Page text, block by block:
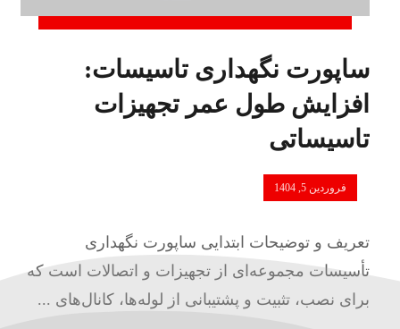
ساپورت نگهداری تاسیسات:
افزایش طول عمر تجهیزات
تاسیساتی
فروردین 5, 1404
تعریف و توضیحات ابتدایی ساپورت نگهداری
تأسیسات مجموعه‌ای از تجهیزات و اتصالات است که
برای نصب، تثبیت و پشتیبانی از لوله‌ها، کانال‌های ...